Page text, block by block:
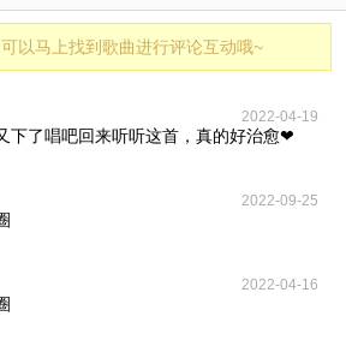
可以马上找到歌曲进行评论互动哦~
2022-04-19
下了唱吧回来听听这首，真的好治愈❤
2022-09-25
2022-04-16